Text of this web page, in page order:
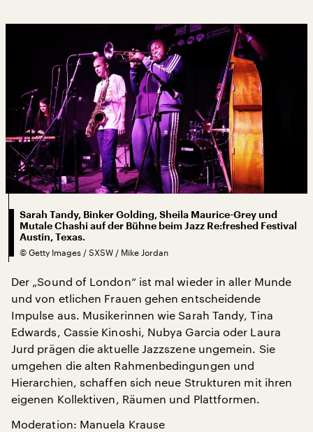
Sarah Tandy, Binker Golding, Sheila Maurice-Grey und
Mutale Chashi auf der Bühne beim Jazz Re:freshed Festival
Austin, Texas.
© Getty Images / SXSW / Mike Jordan
Der „Sound of London“ ist mal wieder in aller Munde
und von etlichen Frauen gehen entscheidende
Impulse aus. Musikerinnen wie Sarah Tandy, Tina
Edwards, Cassie Kinoshi, Nubya Garcia oder Laura
Jurd prägen die aktuelle Jazzszene ungemein. Sie
umgehen die alten Rahmenbedingungen und
Hierarchien, schaffen sich neue Strukturen mit ihren
eigenen Kollektiven, Räumen und Plattformen.
Moderation: Manuela Krause